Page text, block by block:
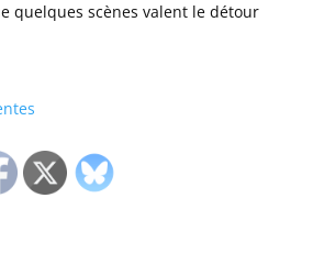
quelques scènes valent le détour